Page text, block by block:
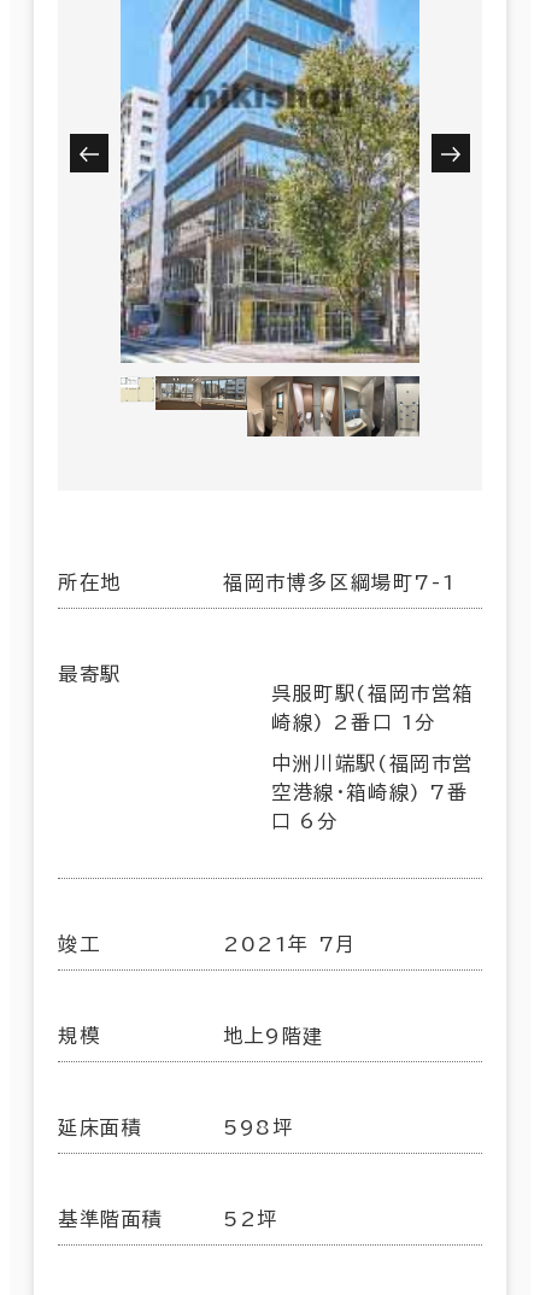
所在地 福岡市博多区綱場町7-1
最寄駅
呉服町駅(福岡市営箱
崎線) 2番口 1分
中洲川端駅(福岡市営
空港線･箱崎線) 7番
口 6分
竣工 2021年 7月
規模 地上9階建
延床面積 598坪
基準階面積 52坪